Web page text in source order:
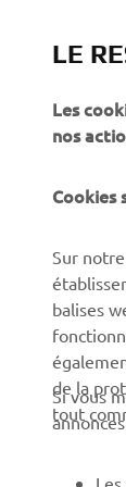
Press
Yamaha
Travailler
LE
Les
nos
Cookies
Sur
balises
de la
tout
Si vous